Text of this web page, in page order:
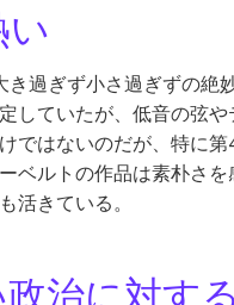
過ぎず小さ過ぎずの絶
していたが、低音の弦
ではないのだが、特に
ベルトの作品は素朴さ
活きている。
治に対す